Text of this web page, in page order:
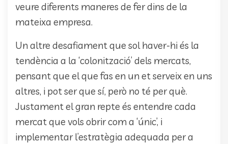
veure diferents maneres de fer dins de la
mateixa empresa.
Un altre desafiament que sol haver-hi és la
tendència a la ‘colonització’ dels mercats,
pensant que el que fas en un et serveix en uns
altres, i pot ser que sí, però no té per què.
Justament el gran repte és entendre cada
mercat que vols obrir com a ‘únic’, i
implementar l’estratègia adequada per a